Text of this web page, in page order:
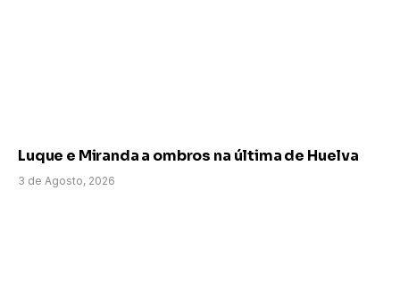
Luque e Miranda a ombros na última de Huelva
3 de Agosto, 2026